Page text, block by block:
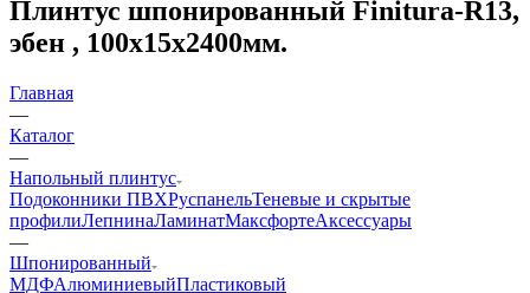
Плинтус шпонированный Finitura-R13,
эбен , 100x15x2400мм.
Главная
—
Каталог
—
Напольный плинтус
Подоконники ПВХРуспанельТеневые и скрытые
профилиЛепнинаЛаминатМаксфортеАксессуары
—
Шпонированный
МДФАлюминиевыйПластиковый